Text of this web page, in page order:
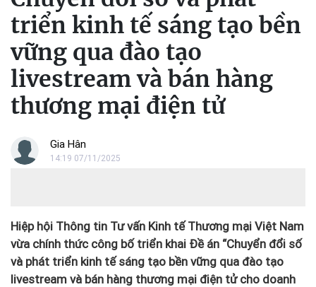
triển kinh tế sáng tạo bền
vững qua đào tạo
livestream và bán hàng
thương mại điện tử
Gia Hân
14:19 07/11/2025
Hiệp hội Thông tin Tư vấn Kinh tế Thương mại Việt Nam
vừa chính thức công bố triển khai Đề án “Chuyển đổi số
và phát triển kinh tế sáng tạo bền vững qua đào tạo
livestream và bán hàng thương mại điện tử cho doanh